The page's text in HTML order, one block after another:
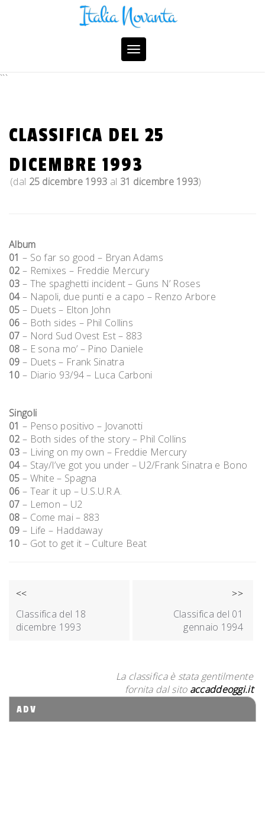
Toggle
navigation
```
CLASSIFICA DEL 25
DICEMBRE 1993
(dal 25 dicembre 1993 al 31 dicembre 1993)
Album
01 – So far so good – Bryan Adams
02 – Remixes – Freddie Mercury
03 – The spaghetti incident – Guns N’ Roses
04– Napoli, due punti e a capo – Renzo Arbore
05 – Duets – Elton John
06 – Both sides – Phil Collins
07 – Nord Sud Ovest Est – 883
08 – E sona mo’ – Pino Daniele
09 – Duets – Frank Sinatra
10 – Diario 93/94 – Luca Carboni
Singoli
01 – Penso positivo – Jovanotti
02 – Both sides of the story – Phil Collins
03 – Living on my own – Freddie Mercury
04– Stay/I’ve got you under – U2/Frank Sinatra e Bono
05 – White – Spagna
06 – Tear it up – U.S.U.R.A.
07 – Lemon – U2
08 – Come mai – 883
09 – Life – Haddaway
10 – Got to get it – Culture Beat
NAVIGAZIONE
ARTICOLI
<<
Classifica del 18
dicembre 1993
>>
Classifica del 01
gennaio 1994
La classifica è stata gentilmente
fornita dal sito accaddeoggi.it
ADV